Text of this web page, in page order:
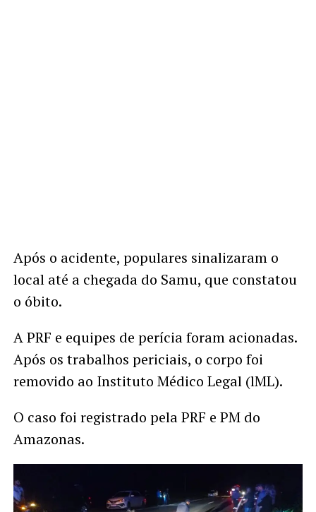
Após o acidente, populares sinalizaram o
local até a chegada do Samu, que constatou
o óbito.
A PRF e equipes de perícia foram acionadas.
Após os trabalhos periciais, o corpo foi
removido ao Instituto Médico Legal (lML).
O caso foi registrado pela PRF e PM do
Amazonas.